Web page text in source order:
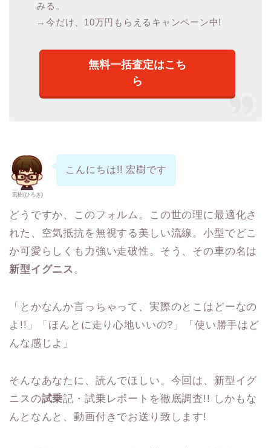
みる。
→今だけ、10万円もらえるキャンペーン中!
無料一括査定はこち
ら
宏樹(ひろき)
こんにちは!! 宏樹です
どうですか、このフォルム。この世の理に最適化さ
れた、空気抵抗を無視する美しい流線。小型でどこ
か可愛らしくも力強い走破性。そう、その車の名は
新型イグニス。
「とかなんか言っちゃって、実際のとこはどーなの
よ!!」「ほんとに走り心地いいの?」「使い勝手はど
んな感じよ」
そんなあなたに、読んでほしい。今回は、新型イグ
ニスの試乗記・試乗レポートを徹底調査!! しかもな
んとなんと、動画付きでお送り致します!